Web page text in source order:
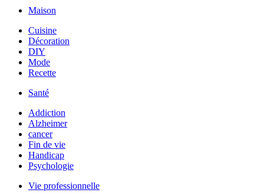
Maison
Cuisine
Décoration
DIY
Mode
Recette
Santé
Addiction
Alzheimer
cancer
Fin de vie
Handicap
Psychologie
Vie professionnelle